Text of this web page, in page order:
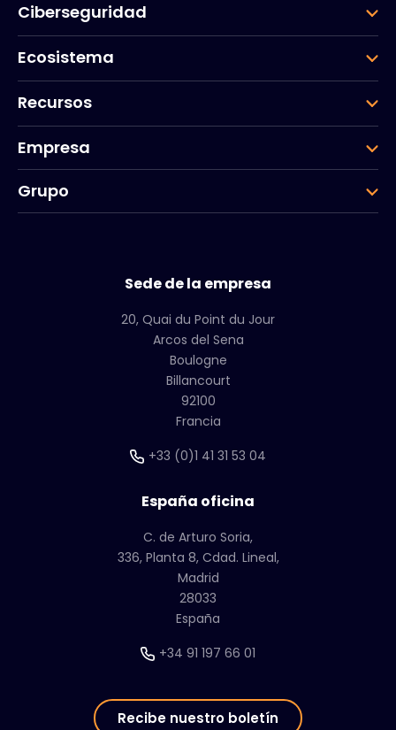
Ciberseguridad
Ecosistema
Recursos
Empresa
Grupo
Sede de la empresa
20, Quai du Point du Jour
Arcos del Sena
Boulogne
Billancourt
92100
Francia
+33 (0)1 41 31 53 04
España oficina
C. de Arturo Soria,
336, Planta 8, Cdad. Lineal,
Madrid
28033
España
+34 91 197 66 01
Recibe nuestro boletín